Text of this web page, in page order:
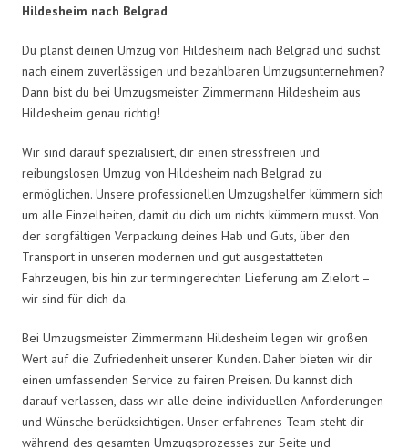
Hildesheim nach Belgrad
Du planst deinen Umzug von Hildesheim nach Belgrad und suchst
nach einem zuverlässigen und bezahlbaren Umzugsunternehmen?
Dann bist du bei Umzugsmeister Zimmermann Hildesheim aus
Hildesheim genau richtig!
Wir sind darauf spezialisiert, dir einen stressfreien und
reibungslosen Umzug von Hildesheim nach Belgrad zu
ermöglichen. Unsere professionellen Umzugshelfer kümmern sich
um alle Einzelheiten, damit du dich um nichts kümmern musst. Von
der sorgfältigen Verpackung deines Hab und Guts, über den
Transport in unseren modernen und gut ausgestatteten
Fahrzeugen, bis hin zur termingerechten Lieferung am Zielort –
wir sind für dich da.
Bei Umzugsmeister Zimmermann Hildesheim legen wir großen
Wert auf die Zufriedenheit unserer Kunden. Daher bieten wir dir
einen umfassenden Service zu fairen Preisen. Du kannst dich
darauf verlassen, dass wir alle deine individuellen Anforderungen
und Wünsche berücksichtigen. Unser erfahrenes Team steht dir
während des gesamten Umzugsprozesses zur Seite und